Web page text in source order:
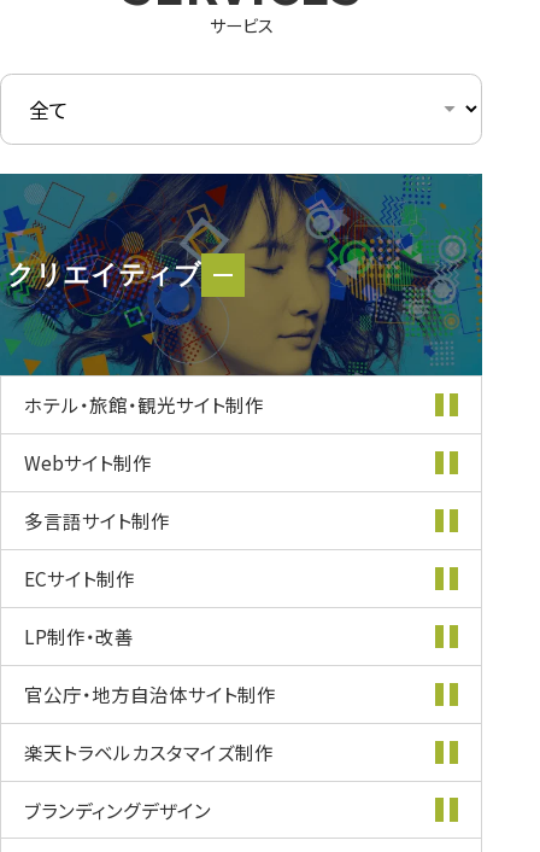
サービス
クリエイティブ
クリエイティブ
ホテル・旅館・観光サイト制作
Webサイト制作
多言語サイト制作
ECサイト制作
LP制作・改善
官公庁・地方自治体サイト制作
楽天トラベルカスタマイズ制作
ブランディングデザイン